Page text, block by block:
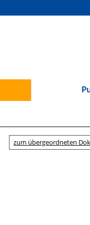
zum übergeordneten